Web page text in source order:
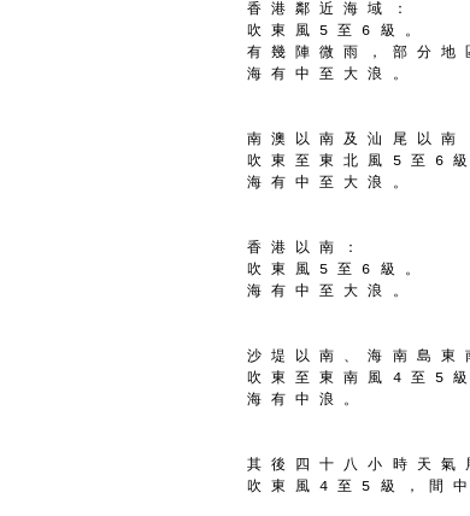
香 港 鄰 近 海 域 ：
吹 東 風 5 至 6 級 。
有 幾 陣 微 雨 ， 部 分 地
海 有 中 至 大 浪 。
南 澳 以 南 及 汕 尾 以 南
吹 東 至 東 北 風 5 至 6
海 有 中 至 大 浪 。
香 港 以 南 ：
吹 東 風 5 至 6 級 。
海 有 中 至 大 浪 。
沙 堤 以 南 、 海 南 島 東
吹 東 至 東 南 風 4 至 5 級
海 有 中 浪 。
其 後 四 十 八 小 時 天 氣
吹 東 風 4 至 5 級 ， 間 中